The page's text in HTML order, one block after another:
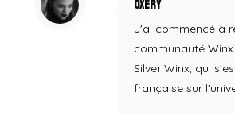
Oxery
J'ai commencé à
communauté
Silver Winx, qui
française sur